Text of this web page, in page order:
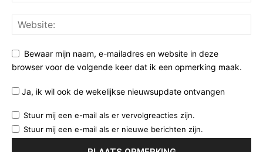
Bewaar mijn naam, e-mailadres en website in deze
browser voor de volgende keer dat ik een opmerking maak.
Ja, ik wil ook de wekelijkse nieuwsupdate ontvangen
Stuur mij een e-mail als er vervolgreacties zijn.
Stuur mij een e-mail als er nieuwe berichten zijn.